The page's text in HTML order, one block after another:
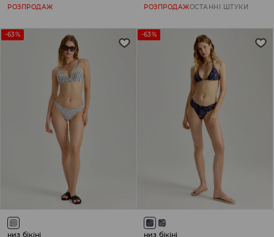
РОЗПРОДАЖ РОЗПРОДАЖОСТАННІ ШТУКИ
-63%
низ бікіні
-63%
низ бікіні